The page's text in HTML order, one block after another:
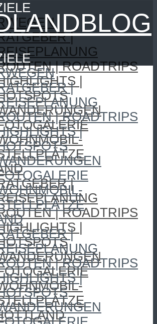
|
| ROADTRIPS
|
|
| ROADTRIPS
|
|
| ROADTRIPS
|
|
| ROADTRIPS
|